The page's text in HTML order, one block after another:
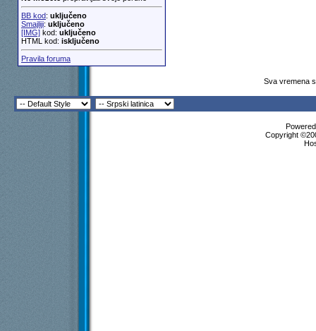
BB kod: uključeno
Smajliji: uključeno
[IMG]kod: uključeno
HTML kod: isključeno
Pravila foruma
Sva vremena
Copyright